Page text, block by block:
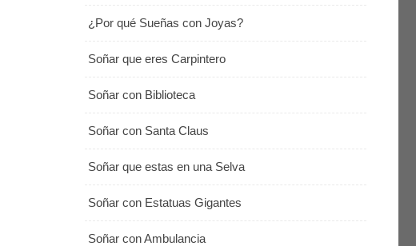
¿Por qué Sueñas con Joyas?
Soñar que eres Carpintero
Soñar con Biblioteca
Soñar con Santa Claus
Soñar que estas en una Selva
Soñar con Estatuas Gigantes
Soñar con Ambulancia